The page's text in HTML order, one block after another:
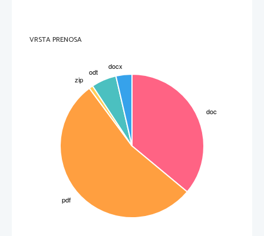
pobral klopotec ter ga zalučal v reko. Prebudil se je iz svojih spominov, ko so mu otroci so mu prišli
VRSTA PRENOSA